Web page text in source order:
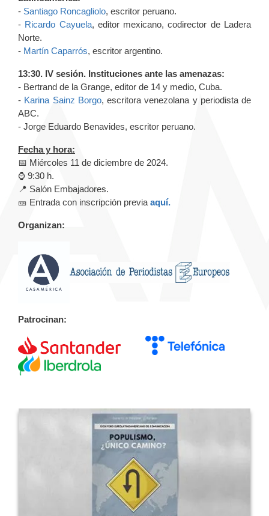
- Santiago Roncagliolo, escritor peruano.
- Ricardo Cayuela, editor mexicano, codirector de Ladera
Norte.
- Martín Caparrós, escritor argentino.
13:30. IV sesión. Instituciones ante las amenazas:
- Bertrand de la Grange, editor de 14 y medio, Cuba.
- Karina Sainz Borgo, escritora venezolana y periodista de
ABC.
- Jorge Eduardo Benavides, escritor peruano.
Fecha y hora:
📅 Miércoles 11 de diciembre de 2024.
⌚️ 9:30 h.
📍 Salón Embajadores.
🎫 Entrada con inscripción previa aquí.
Organizan:
Patrocinan: